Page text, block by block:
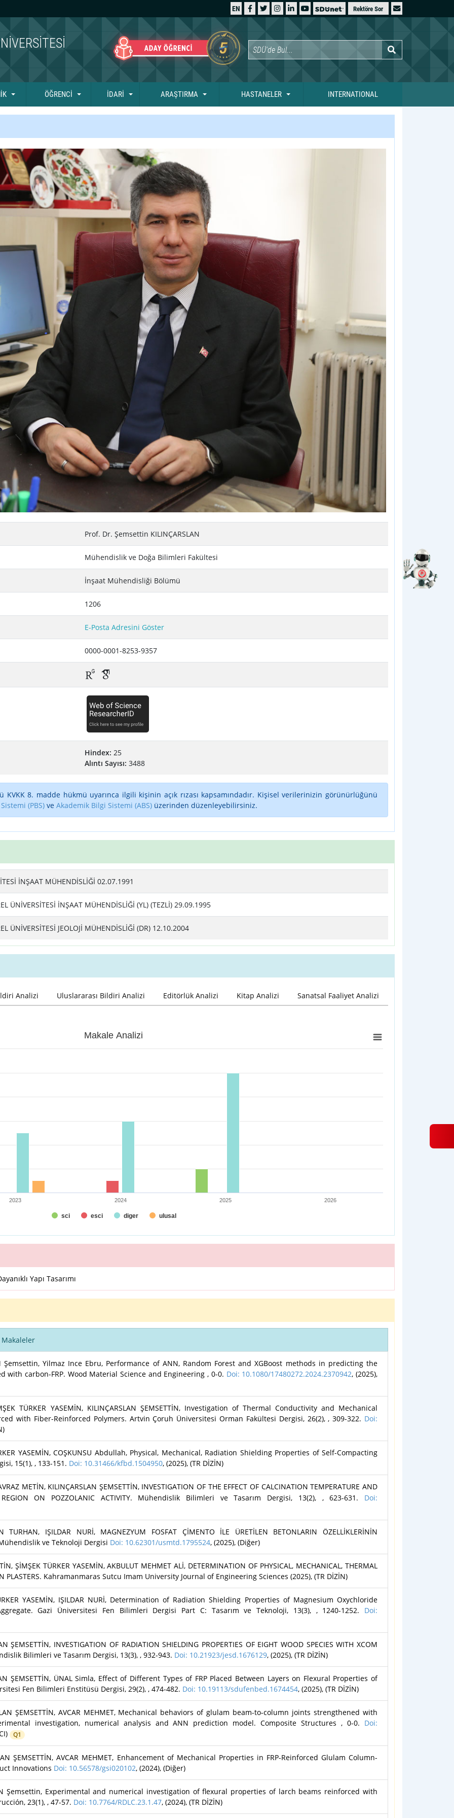
EN Rektöre Sor
ÖĞRENCİ İDARİ ARAŞTIRMA HASTANELER INTERNATIONAL
Prof. Dr. Şemsettin KILINÇARSLAN
Mühendislik ve Doğa Bilimleri Fakültesi
İnşaat Mühendisliği Bölümü
1206
E-Posta Adresini Göster
0000-0001-8253-9357
Hindex: 25
Alıntı Sayısı: 3488
8. madde hükmü uyarınca ilgili kişinin açık rızası kapsamındadır. Kişisel verilerinizin görünürlüğünü
(PBS) ve Akademik Bilgi Sistemi (ABS) üzerinden düzenleyebilirsiniz.
İNŞAAT MÜHENDİSLİĞİ 02.07.1991
ÜNİVERSİTESİ İNŞAAT MÜHENDİSLİĞİ (YL) (TEZLİ) 29.09.1995
ÜNİVERSİTESİ JEOLOJİ MÜHENDİSLİĞİ (DR) 12.10.2004
Analizi Uluslararası Bildiri Analizi Editörlük Analizi Kitap Analizi Sanatsal Faaliyet Analizi
to 12.
Makale Analizi
sci esci diger ulusal
2023 2024 2025 2026
Yapı Tasarımı
Makaleler
Şemsettin, Yilmaz Ince Ebru, Performance of ANN, Random Forest and XGBoost methods in predicting the
carbon-FRP. Wood Material Science and Engineering , 0-0. Doi: 10.1080/17480272.2024.2370942, (2025),
TÜRKER YASEMİN, KILINÇARSLAN ŞEMSETTİN, Investigation of Thermal Conductivity and Mechanical
with Fiber-Reinforced Polymers. Artvin Çoruh Üniversitesi Orman Fakültesi Dergisi, 26(2), , 309-322. Doi:
YASEMİN, COŞKUNSU Abdullah, Physical, Mechanical, Radiation Shielding Properties of Self-Compacting
15(1), , 133-151. Doi: 10.31466/kfbd.1504950, (2025), (TR DİZİN)
METİN, KILINÇARSLAN ŞEMSETTİN, INVESTIGATION OF THE EFFECT OF CALCINATION TEMPERATURE AND
REGION ON POZZOLANIC ACTIVITY. Mühendislik Bilimleri ve Tasarım Dergisi, 13(2), , 623-631. Doi:
TURHAN, IŞILDAR NURİ, MAGNEZYUM FOSFAT ÇİMENTO İLE ÜRETİLEN BETONLARIN ÖZELLİKLERİNİN
ve Teknoloji Dergisi Doi: 10.62301/usmtd.1795524, (2025), (Diğer)
ŞİMŞEK TÜRKER YASEMİN, AKBULUT MEHMET ALİ, DETERMINATION OF PHYSICAL, MECHANICAL, THERMAL
PLASTERS. Kahramanmaras Sutcu Imam University Journal of Engineering Sciences (2025), (TR DİZİN)
YASEMİN, IŞILDAR NURİ, Determination of Radiation Shielding Properties of Magnesium Oxychloride
Gazi Üniversitesi Fen Bilimleri Dergisi Part C: Tasarım ve Teknoloji, 13(3), , 1240-1252. Doi:
ŞEMSETTİN, INVESTIGATION OF RADIATION SHIELDING PROPERTIES OF EIGHT WOOD SPECIES WITH XCOM
Bilimleri ve Tasarım Dergisi, 13(3), , 932-943. Doi: 10.21923/jesd.1676129, (2025), (TR DİZİN)
ŞEMSETTİN, ÜNAL Simla, Effect of Different Types of FRP Placed Between Layers on Flexural Properties of
Fen Bilimleri Enstitüsü Dergisi, 29(2), , 474-482. Doi: 10.19113/sdufenbed.1674454, (2025), (TR DİZİN)
ŞEMSETTİN, AVCAR MEHMET, Mechanical behaviors of glulam beam-to-column joints strengthened with
investigation, numerical analysis and ANN prediction model. Composite Structures , 0-0. Doi:
Q1
ŞEMSETTİN, AVCAR MEHMET, Enhancement of Mechanical Properties in FRP-Reinforced Glulam Column-
Innovations Doi: 10.56578/gsi020102, (2024), (Diğer)
Şemsettin, Experimental and numerical investigation of flexural properties of larch beams reinforced with
23(1), , 47-57. Doi: 10.7764/RDLC.23.1.47, (2024), (TR DİZİN)